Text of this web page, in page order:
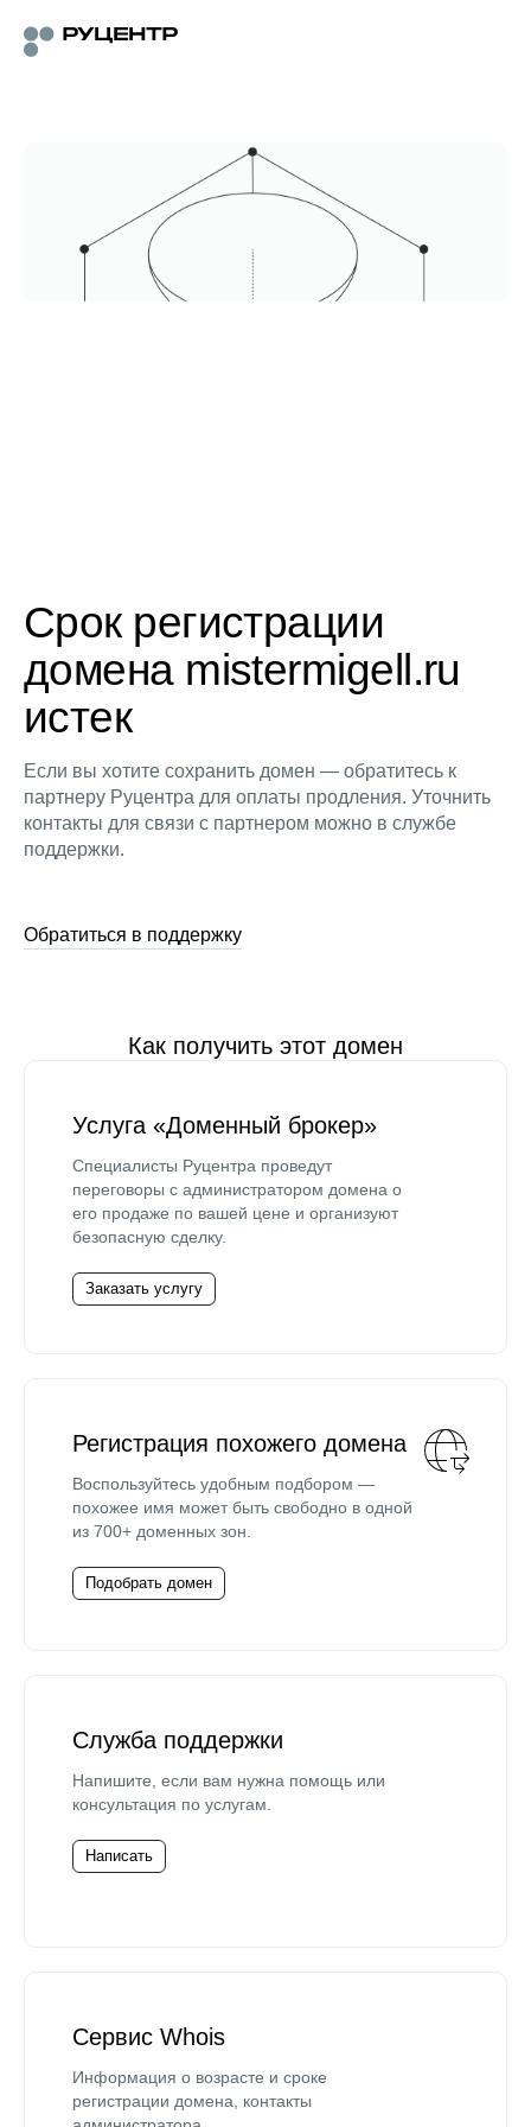
Срок регистрации
домена mistermigell.ru
истек
Если вы хотите сохранить домен — обратитесь к
партнеру Руцентра для оплаты продления. Уточнить
контакты для связи с партнером можно в службе
поддержки.
Обратиться в поддержку
Как получить этот домен
Услуга «Доменный брокер»
Специалисты Руцентра проведут
переговоры с администратором домена о
его продаже по вашей цене и организуют
безопасную сделку.
Заказать услугу
Регистрация похожего домена
Воспользуйтесь удобным подбором —
похожее имя может быть свободно в одной
из 700+ доменных зон.
Подобрать домен
Служба поддержки
Напишите, если вам нужна помощь или
консультация по услугам.
Написать
Сервис Whois
Информация о возрасте и сроке
регистрации домена, контакты